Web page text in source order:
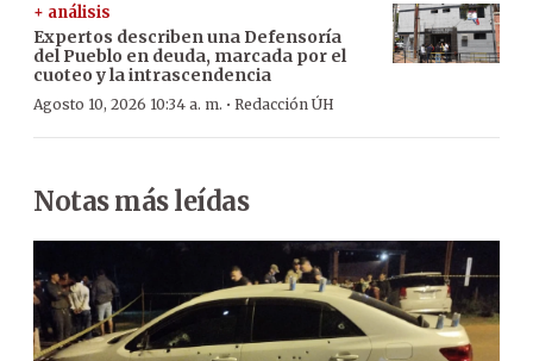
+ análisis
Expertos describen una Defensoría
del Pueblo en deuda, marcada por el
cuoteo y la intrascendencia
Agosto 10, 2026 10:34 a. m. · Redacción ÚH
Notas más leídas